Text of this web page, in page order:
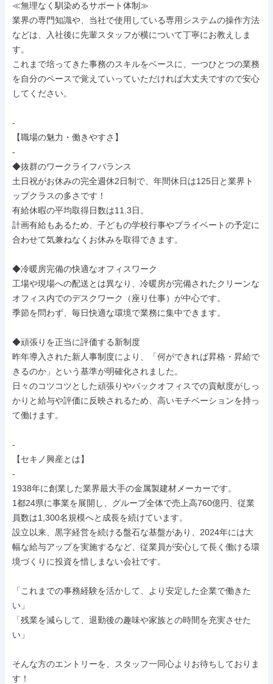
≪無理なく馴染めるサポート体制≫
業界の専門知識や、当社で使用している専用システムの操作方法
などは、入社後に先輩スタッフが横について丁寧にお教えしま
す。
これまで培ってきた事務のスキルをベースに、一つひとつの業務
を自分のペースで覚えていっていただければ大丈夫ですので安心
してください。
-
【職場の魅力・働きやすさ】
-
◆抜群のワークライフバランス
土日祝がお休みの完全週休2日制で、年間休日は125日と業界ト
ップクラスの多さです！
有給休暇の平均取得日数は11.3日。
計画有給もあるため、子どもの学校行事やプライベートの予定に
合わせて気兼ねなくお休みを取得できます。
◆冷暖房完備の快適なオフィスワーク
工場や現場への配送とは異なり、冷暖房が完備されたクリーンな
オフィス内でのデスクワーク（座り仕事）が中心です。
季節を問わず、毎日快適な環境で業務に集中できます。
◆頑張りを正当に評価する新制度
昨年導入された新人事制度により、「何ができれば昇格・昇給で
きるのか」という基準が明確化されました。
日々のコツコツとした頑張りやバックオフィスでの貢献度がしっ
かりと給与や評価に反映されるため、高いモチベーションを持っ
て働けます。
-
【セキノ興産とは】
-
1938年に創業した業界最大手の金属製建材メーカーです。
1都24県に事業を展開し、グループ全体で売上高760億円、従業
員数は1,300名規模へと成長を続けています。
設立以来、黒字経営を続ける盤石な基盤があり、2024年には大
幅な給与アップを実施するなど、従業員が安心して長く働ける環
境づくりに投資を惜しまない会社です。
「これまでの事務経験を活かして、より安定した企業で働きた
い」
「残業を減らして、退勤後の趣味や家族との時間を充実させた
い」
そんな方のエントリーを、スタッフ一同心よりお待ちしておりま
す！